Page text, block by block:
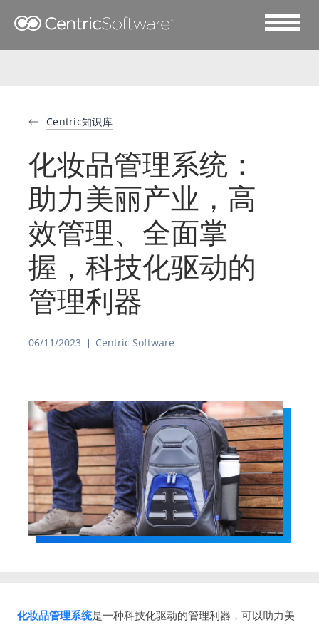
Centric知识库
化妆品管理系统：
助力美丽产业，高
效管理、全面掌
握，科技化驱动的
管理利器
06/11/2023 Centric Software
化妆品管理系统是一种科技化驱动的管理利器，可以助力美